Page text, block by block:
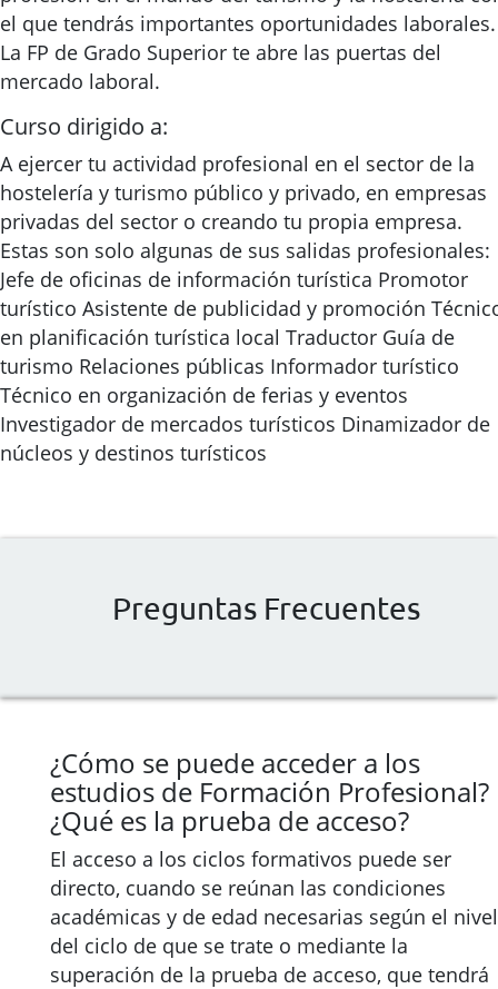
el que tendrás importantes oportunidades laborales.
La FP de Grado Superior te abre las puertas del
mercado laboral.
Curso dirigido a:
A ejercer tu actividad profesional en el sector de la
hostelería y turismo público y privado, en empresas
privadas del sector o creando tu propia empresa.
Estas son solo algunas de sus salidas profesionales:
Jefe de oficinas de información turística Promotor
turístico Asistente de publicidad y promoción
en planificación turística local Traductor Guía de
turismo Relaciones públicas Informador turístico
Técnico en organización de ferias y eventos
Investigador de mercados turísticos Dinamizador de
núcleos y destinos turísticos
Preguntas Frecuentes
¿Cómo se puede acceder a los
estudios de Formación Profesional?
¿Qué es la prueba de acceso?
El acceso a los ciclos formativos puede ser
directo, cuando se reúnan las condiciones
académicas y de edad necesarias según el nivel
del ciclo de que se trate o mediante la
superación de la prueba de acceso, que tendrá